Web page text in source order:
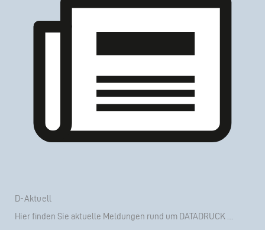
D-Aktuell
Hier finden Sie aktuelle Meldungen rund um DATADRUCK …